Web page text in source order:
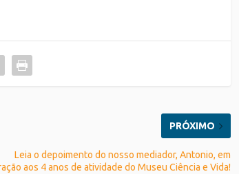
PRÓXIMO
Leia o depoimento do nosso mediador, Antonio, em
aos 4 anos de atividade do Museu Ciência e Vida!